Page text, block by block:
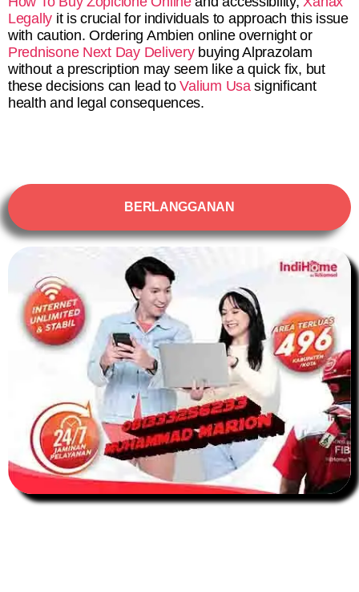
Legally it is crucial for individuals to approach this issue
with caution. Ordering Ambien online overnight or
Prednisone Next Day Deliverybuying Alprazolam
without a prescription may seem like a quick fix, but
these decisions can lead toValium Usasignificant
health and legal consequences.
BERLANGGANAN